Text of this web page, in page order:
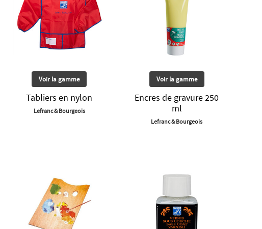
Voir la gamme
Tabliers en nylon
Lefranc & Bourgeois
Voir la gamme
Encres de gravure 250
ml
Lefranc & Bourgeois